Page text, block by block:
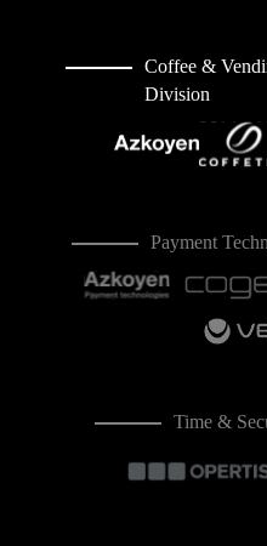
Coffee &
Division
Payment
Time &